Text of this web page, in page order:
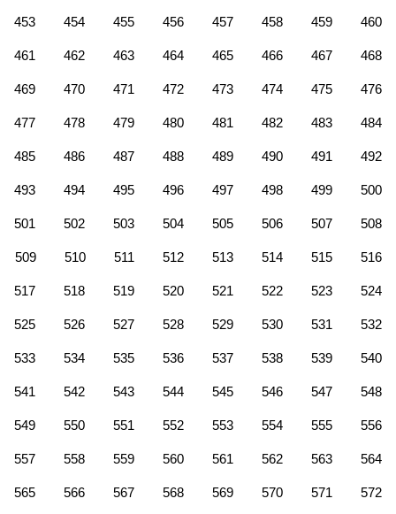
453 454 455 456 457 458 459 460
461 462 463 464 465 466 467 468
469 470 471 472 473 474 475 476
477 478 479 480 481 482 483 484
485 486 487 488 489 490 491 492
493 494 495 496 497 498 499 500
501 502 503 504 505 506 507 508
509 510 511 512 513 514 515 516
517 518 519 520 521 522 523 524
525 526 527 528 529 530 531 532
533 534 535 536 537 538 539 540
541 542 543 544 545 546 547 548
549 550 551 552 553 554 555 556
557 558 559 560 561 562 563 564
565 566 567 568 569 570 571 572